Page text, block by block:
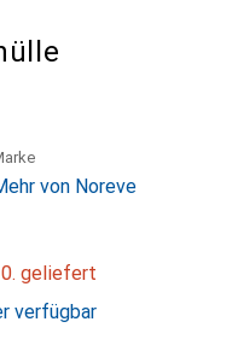
von Noreve
geliefert
verfügbar